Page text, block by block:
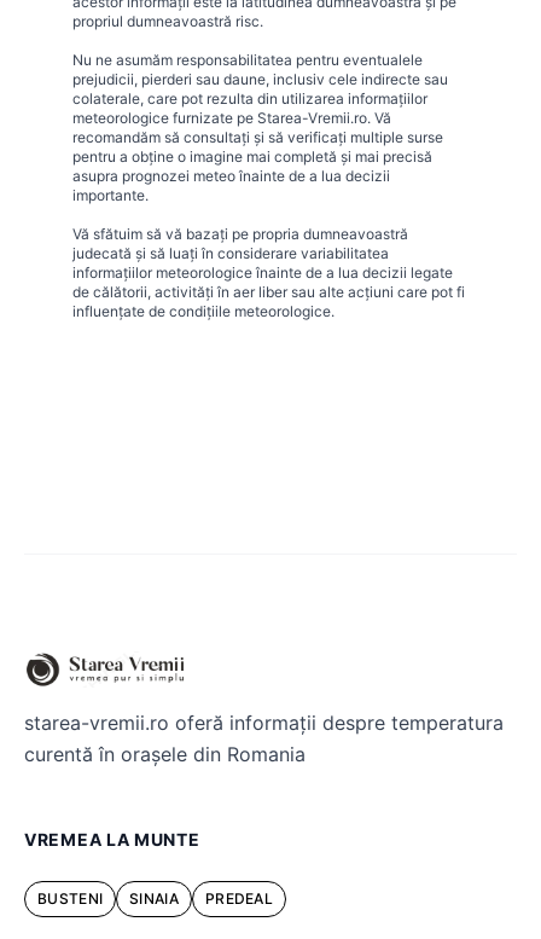
propriul dumneavoastră risc.
Nu ne asumăm responsabilitatea pentru eventualele
prejudicii, pierderi sau daune, inclusiv cele indirecte sau
colaterale, care pot rezulta din utilizarea informațiilor
meteorologice furnizate pe Starea-Vremii.ro. Vă
recomandăm să consultați și să verificați multiple surse
pentru a obține o imagine mai completă și mai precisă
asupra prognozei meteo înainte de a lua decizii
importante.
Vă sfătuim să vă bazați pe propria dumneavoastră
judecată și să luați în considerare variabilitatea
informațiilor meteorologice înainte de a lua decizii legate
de călătorii, activități în aer liber sau alte acțiuni care pot fi
influențate de condițiile meteorologice.
starea-vremii.ro oferă informații despre temperatura
curentă în orașele din Romania
VREMEA LA MUNTE
BUSTENI SINAIA PREDEAL